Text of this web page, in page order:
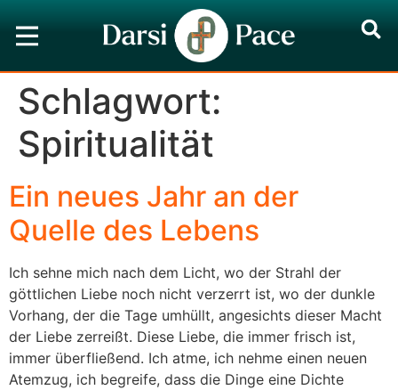
Schlagwort:
Spiritualität
Ein neues Jahr an der
Quelle des Lebens
Ich sehne mich nach dem Licht, wo der Strahl der
göttlichen Liebe noch nicht verzerrt ist, wo der dunkle
Vorhang, der die Tage umhüllt, angesichts dieser Macht
der Liebe zerreißt. Diese Liebe, die immer frisch ist,
immer überfließend. Ich atme, ich nehme einen neuen
Atemzug, ich begreife, dass die Dinge eine Dichte